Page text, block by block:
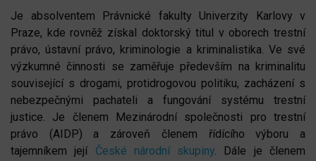
Je absolventem Právnické fakulty Univerzity Karlovy v
Praze, kde rovněž získal doktorský titul v oborech trestní
právo, ústavní právo, kriminologie a kriminalistika. Ve své
výzkumné činnosti se zaměřuje především na kriminalitu
související s drogami, protidrogovou politiku, zacházení s
nebezpečnými pachateli a fungování systému trestní
justice. Je členem Mezinárodní společnosti pro trestní
právo (AIDP) a zároveň členem řídícího výboru a
tajemníkem její České národní skupiny. Dále je členem